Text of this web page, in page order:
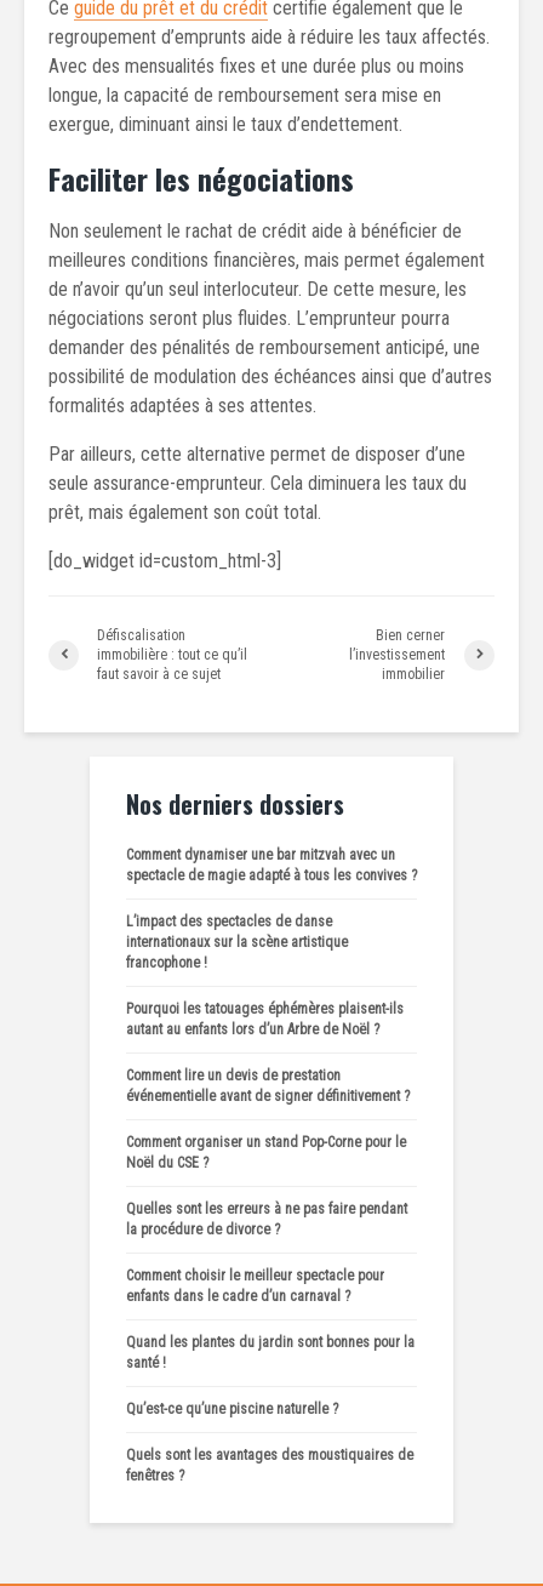
Ce guide du prêt et du crédit certifie également que le
regroupement d’emprunts aide à réduire les taux affectés.
Avec des mensualités fixes et une durée plus ou moins
longue, la capacité de remboursement sera mise en
exergue, diminuant ainsi le taux d’endettement.
Faciliter les négociations
Non seulement le rachat de crédit aide à bénéficier de
meilleures conditions financières, mais permet également
de n’avoir qu’un seul interlocuteur. De cette mesure, les
négociations seront plus fluides. L’emprunteur pourra
demander des pénalités de remboursement anticipé, une
possibilité de modulation des échéances ainsi que d’autres
formalités adaptées à ses attentes.
Par ailleurs, cette alternative permet de disposer d’une
seule assurance-emprunteur. Cela diminuera les taux du
prêt, mais également son coût total.
[do_widget id=custom_html-3]
Défiscalisation
immobilière : tout ce qu’il
faut savoir à ce sujet
Bien cerner
l’investissement
immobilier
Nos derniers dossiers
Comment dynamiser une bar mitzvah avec un
spectacle de magie adapté à tous les convives ?
L’impact des spectacles de danse
internationaux sur la scène artistique
francophone !
Pourquoi les tatouages éphémères plaisent-ils
autant au enfants lors d’un Arbre de Noël ?
Comment lire un devis de prestation
événementielle avant de signer définitivement ?
Comment organiser un stand Pop-Corne pour le
Noël du CSE ?
Quelles sont les erreurs à ne pas faire pendant
la procédure de divorce ?
Comment choisir le meilleur spectacle pour
enfants dans le cadre d’un carnaval ?
Quand les plantes du jardin sont bonnes pour la
santé !
Qu’est-ce qu’une piscine naturelle ?
Quels sont les avantages des moustiquaires de
fenêtres ?